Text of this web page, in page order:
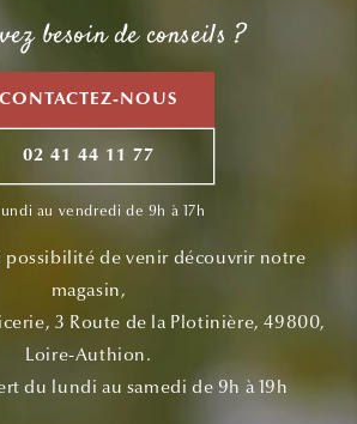
besoin de conseils ?
CONTACTEZ-NOUS
02 41 44 11 77
au vendredi de 9h à 17h
possibilité de venir découvrir notre
magasin,
3 Route de la Plotinière, 49800,
Loire-Authion.
du lundi au samedi de 9h à 19h